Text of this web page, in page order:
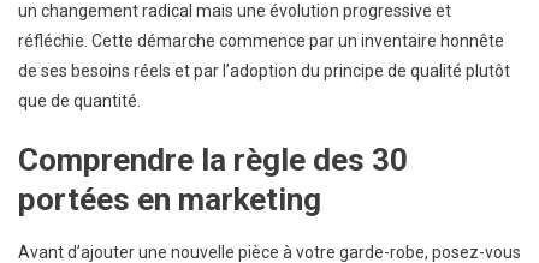
un changement radical mais une évolution progressive et
réfléchie. Cette démarche commence par un inventaire honnête
de ses besoins réels et par l’adoption du principe de qualité plutôt
que de quantité.
Comprendre la règle des 30
portées en marketing
Avant d’ajouter une nouvelle pièce à votre garde-robe, posez-vous